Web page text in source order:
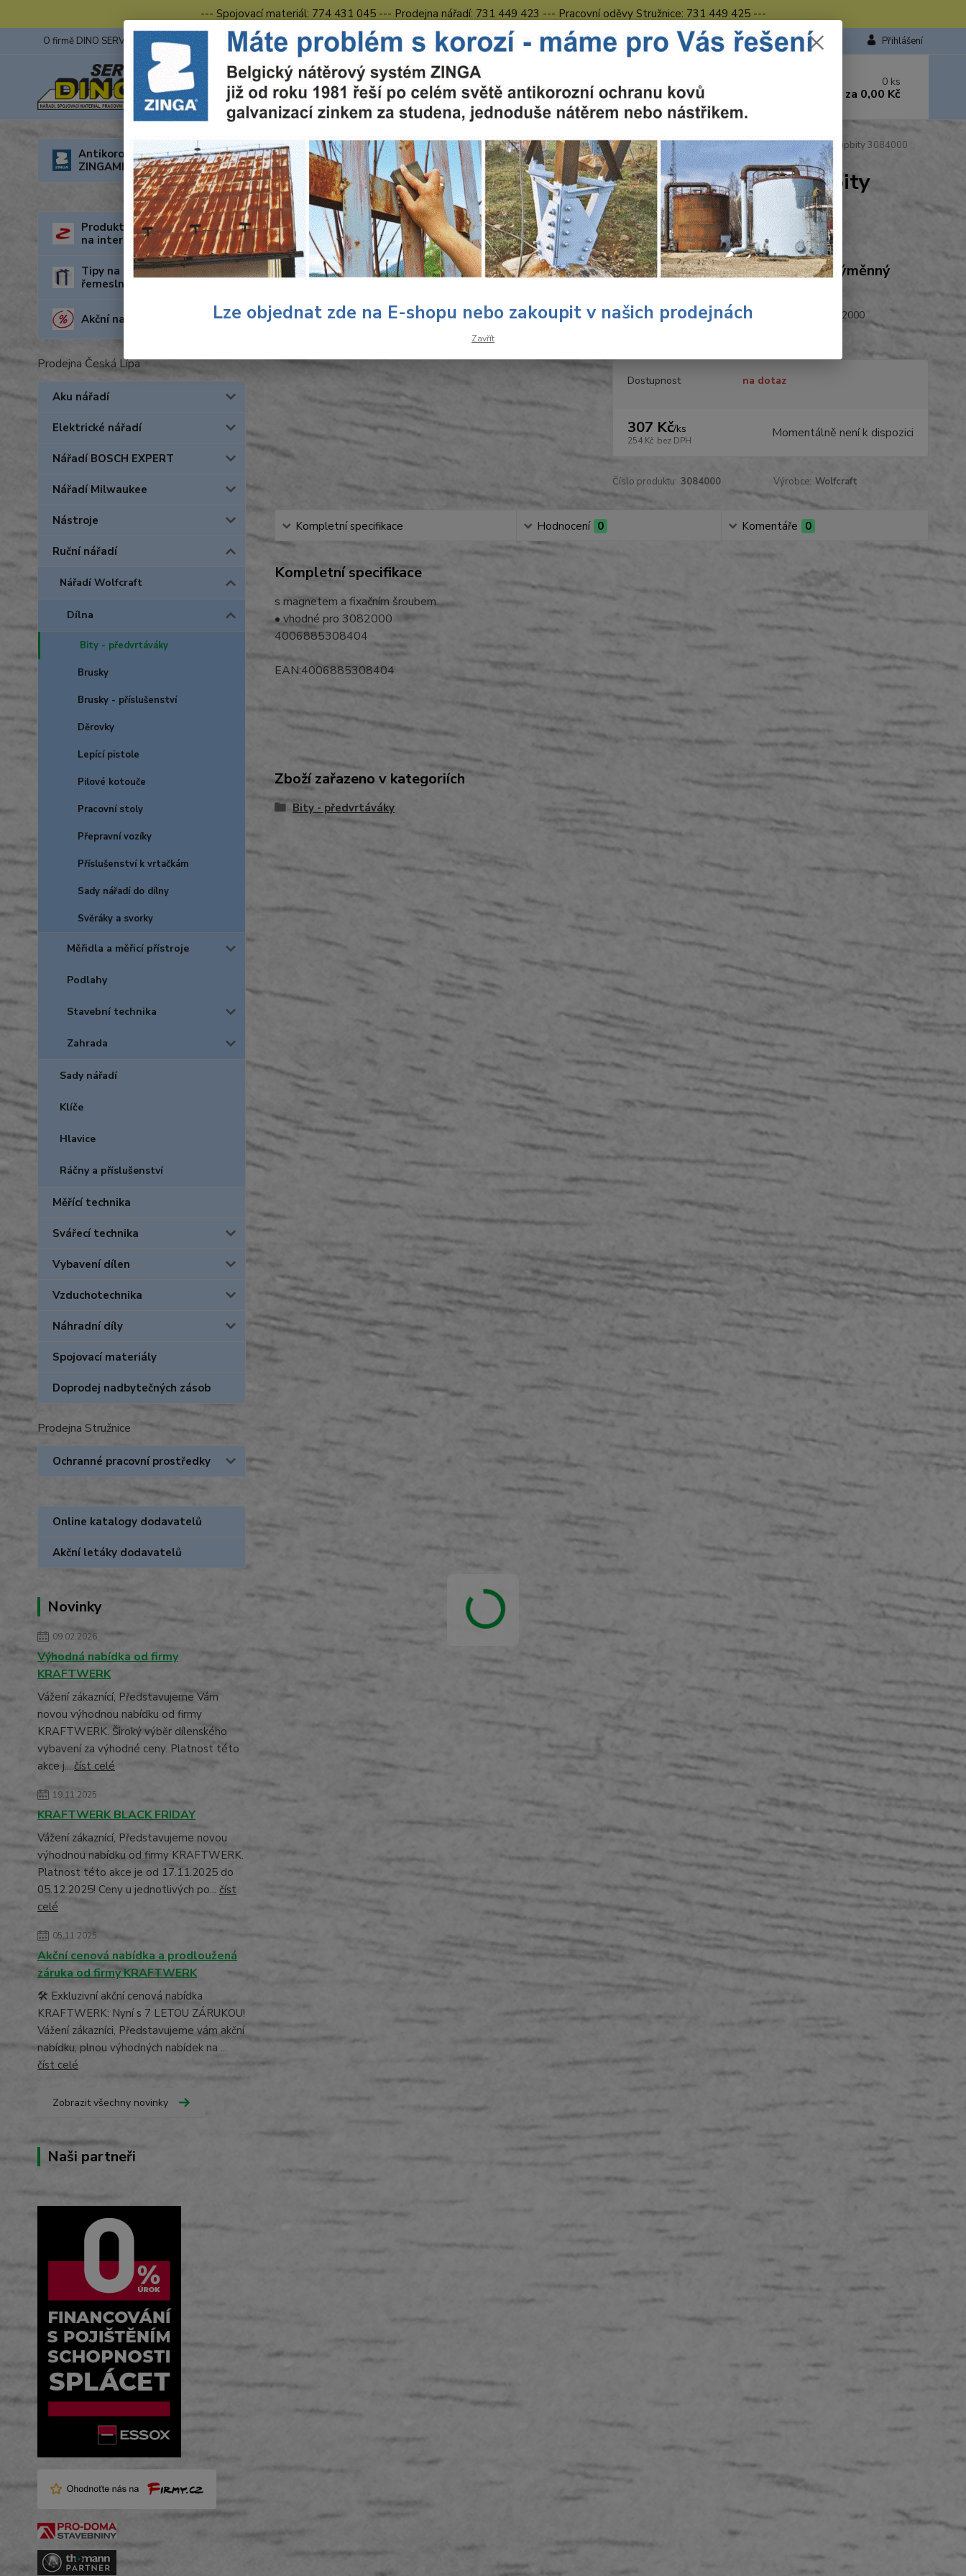
--- Spojovací materiál: 774 431 045 --- Prodejna nářadí: 731 449 423 --- Pracovní oděvy Stružnice: 731 449 425 ---
O firmě DINO SERVIS s.r.o. ZINGA Fotogalerie z výstav Obchodní podmínky Kontakty Česká Lípa Přihlášení
Hledat 731 449 423
8.00 hod. - 16.00 hod.
0 ks
za 0,00 Kč
Antikorozní nátěry
ZINGAMETALL
Produkty za nejnižší cenu
na internetu
Tipy na dárky pro kutily a
řemeslníky
Akční nabídka
Prodejna Česká Lípa
Aku nářadí
Elektrické nářadí
Nářadí BOSCH EXPERT
Nářadí Milwaukee
Nástroje
Ruční nářadí
Nářadí Wolfcraft
Dílna
Bity - předvrtáváky
Brusky
Brusky - příslušenství
Děrovky
Lepící pistole
Pilové kotouče
Pracovní stoly
Přepravní vozíky
Příslušenství k vrtačkám
Sady nářadí do dílny
Svěráky a svorky
Měřidla a měřicí přístroje
Podlahy
Stavební technika
Zahrada
Sady nářadí
Klíče
Hlavice
Ráčny a příslušenství
Měřící technika
Svářecí technika
Vybavení dílen
Vzduchotechnika
Náhradní díly
Spojovací materiály
Doprodej nadbytečných zásob
Prodejna Stružnice
Ochranné pracovní prostředky
Online katalogy dodavatelů
Akční letáky dodavatelů
Novinky
09.02.2026
Výhodná nabídka od firmy
KRAFTWERK
Vážení zákaznící, Představujeme Vám
novou výhodnou nabídku od firmy
KRAFTWERK. Široký výběr dílenského
vybavení za výhodné ceny. Platnost této
akce j... číst celé
19.11.2025
KRAFTWERK BLACK FRIDAY
Vážení zákaznící, Představujeme novou
výhodnou nabídku od firmy KRAFTWERK.
Platnost této akce je od 17.11.2025 do
05.12.2025! Ceny u jednotlivých po... číst
celé
05.11.2025
Akční cenová nabídka a prodloužená
záruka od firmy KRAFTWERK
🛠️ Exkluzivní akční cenová nabídka
KRAFTWERK: Nyní s 7 LETOU ZÁRUKOU!
Vážení zákazníci, Představujeme vám akční
nabídku, plnou výhodných nabídek na ...
číst celé
Zobrazit všechny novinky
Naši partneři
Úvod Ruční nářadí Nářadí Wolfcraft Dílna Bity - předvrtáváky Wolfcraft Wolfcraft 2 x dvojitý výměnný držák pro Flipbity 3084000
Wolfcraft Wolfcraft 2 x dvojitý výměnný držák pro Flipbity
3084000
Ohodnotit produkt
Wolfcraft Wolfcraft 2 x dvojitý výměnný
s magnetem a fixačním šroubem • vhodné pro 3082000
Dostupnost na dotaz
307 Kč/ks
254 Kč bez DPH Momentálně není k dispozici
Číslo produktu: 3084000 Výrobce: Wolfcraft
Kompletní specifikace Hodnocení 0 Komentáře 0
Kompletní specifikace
s magnetem a fixačním šroubem
• vhodné pro 3082000
4006885308404
EAN:4006885308404
Zboží zařazeno v kategoriích
Bity - předvrtáváky
Lze objednat zde na E-shopu nebo zakoupit v našich prodejnách
Zavřít